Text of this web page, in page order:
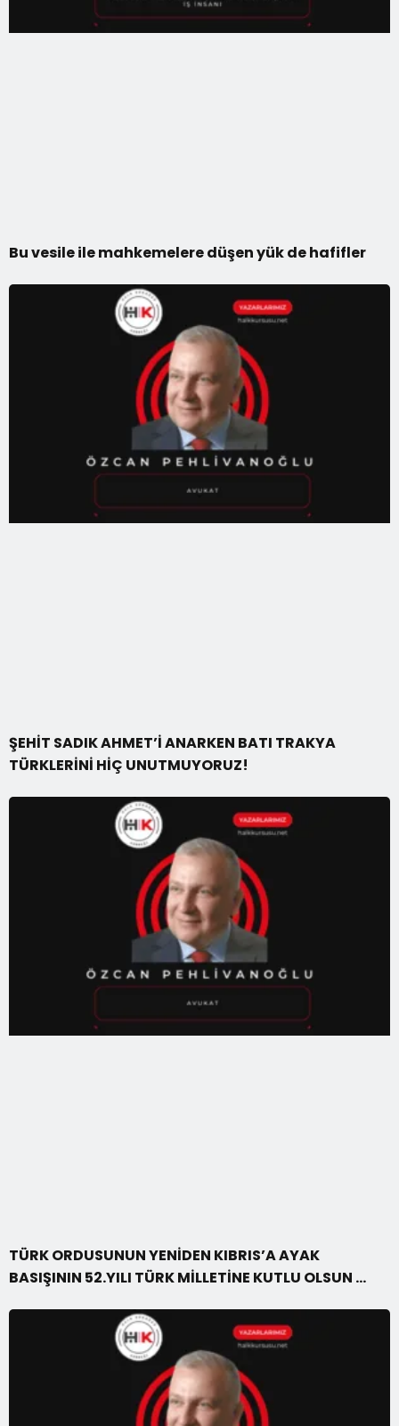
Bu vesile ile mahkemelere düşen yük de hafifler
ŞEHİT SADIK AHMET’İ ANARKEN BATI TRAKYA
TÜRKLERİNİ HİÇ UNUTMUYORUZ!
TÜRK ORDUSUNUN YENİDEN KIBRIS’A AYAK
BASIŞININ 52.YILI TÜRK MİLLETİNE KUTLU OLSUN …